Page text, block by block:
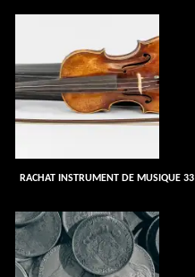
RACHAT INSTRUMENT DE MUSIQUE 33